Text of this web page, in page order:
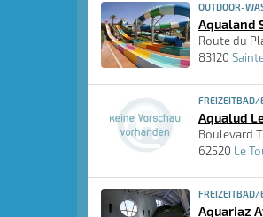
OUTDOOR-
Aqualand
Route du
83120
FREIZEITBAD/
Aqualud
Boulevard
62520 Le
FREIZEITBAD/
Aquariaz